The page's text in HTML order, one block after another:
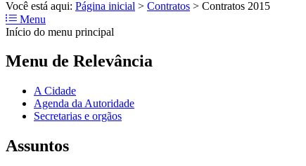
Você está aqui: Página inicial > Contratos > Contratos 2015
Menu
Início do menu principal
Menu de Relevância
A Cidade
Agenda da Autoridade
Secretarias e orgãos
Assuntos